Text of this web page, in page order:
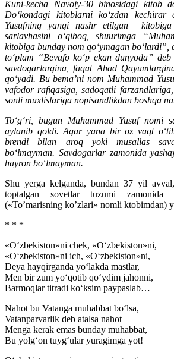
Kuni-kecha Navoiy-30 binosidagi kitob
Do‘kondagi kitoblarni ko‘zdan kechirar
Yusufning yangi nashr etilgan
sarlavhasini o‘qiboq, shuurimga
kitobiga bunday nom qo‘ymagan bo‘lardi”,
to‘plam “Bevafo ko‘p ekan dunyoda”
savdogarlargina, faqat Ahad
qo‘yadi. Bu bema’ni nom Muhammad
vafodor rafiqasiga, sadoqatli
sonli muxlislariga nopisandlikdan boshqa
To‘g‘ri, bugun Muhammad Yusuf nomi
aylanib qoldi. Agar yana bir oz vaqt
brendi bilan aroq yoki musallas
bo‘lmayman. Savdogarlar zamonida
hayron bo‘lmayman.
Shu yerga kelganda, bundan 37 yil
toptalgan sovetlar tuzumi zamonida
(«To’marisning ko’zlari» nomli ktobimdan)
* * *
«O‘zbekiston»ni chek, «O‘zbekiston»ni,
«O‘zbekiston»ni ich, «O‘zbekiston»ni, —
Deya hayqirganda yo‘lakda mastlar,
Men bir zum yo‘qotib qo‘ydim jahonni,
Barmoqlar titradi ko‘ksim paypaslab…
Nahot bu Vatanga muhabbat bo‘lsa,
Vatanparvarlik deb atalsa nahot —
Menga kerak emas bunday muhabbat,
Bu yolg‘on tuyg‘ular yuragimga yot!